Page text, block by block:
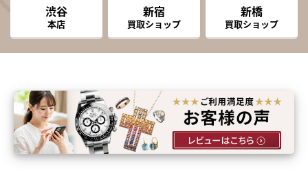
渋谷
本店
新宿
買取ショップ
新橋
買取ショップ